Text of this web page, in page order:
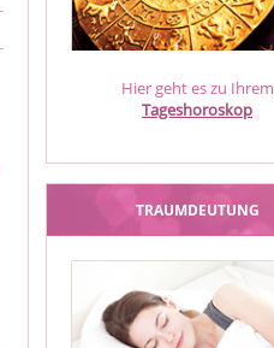
Hier geht es zu Ihrem
Tageshoroskop
TRAUMDEUTUNG